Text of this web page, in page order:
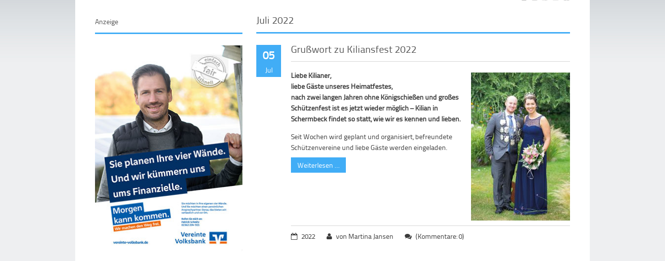
Juli 2022
05
Jul
Grußwort zu Kiliansfest 2022
Liebe Kilianer,
liebe Gäste unseres Heimatfestes,
nach zwei langen Jahren ohne Königschießen und großes
Schützenfest ist es jetzt wieder möglich – Kilian in
Schermbeck findet so statt, wie wir es kennen und lieben.
Seit Wochen wird geplant und organisiert, befreundete
Schützenvereine und liebe Gäste werden eingeladen.
Weiterlesen …
2022 von Martina Jansen (Kommentare: 0)
Anzeige